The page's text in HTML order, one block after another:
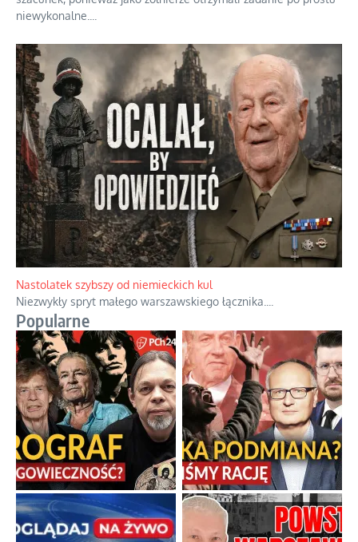
niewykonalne.
Nastolatek szybszy od niemieckich kul
Niezwykły spryt małego warszawskiego łącznika.
Popularne